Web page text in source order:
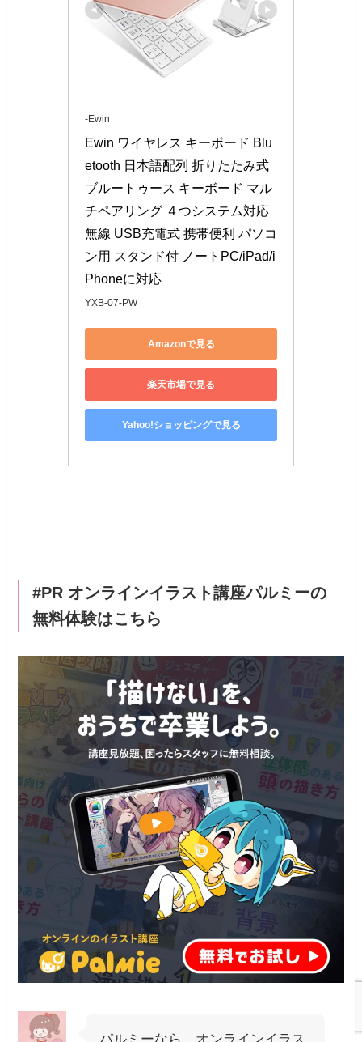
-Ewin
Ewin ワイヤレス キーボード Blu
etooth 日本語配列 折りたたみ式
ブルートゥース キーボード マル
チペアリング ４つシステム対応
無線 USB充電式 携帯便利 パソコ
ン用 スタンド付 ノートPC/iPad/i
Phoneに対応
YXB-07-PW
Amazonで見る
楽天市場で見る
Yahoo!ショッピングで見る
#PR オンラインイラスト講座パルミーの
無料体験はこちら